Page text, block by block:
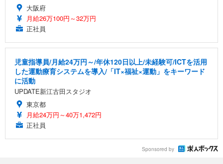
ANDWINT オフィスチェア デスクチェア 肘なし メ
ト 幅52×奥行58.5×高さ84～96cm テレワーク 在宅
￥4,139
【MiniLED/24.5inch/280Hz/FHD】GRAPHT THE S
像低減 (3年保証 | 輝点保証 | 日本メーカー)
￥34,980
アイリスオーヤマ ペットシーツ 超厚型 お徳用 レギ
￥3,731
大阪府
月給26万100円～32万円
正社員
児童指導員/月給24万円～/年休120日以上/未経験可/ICTを活用
した運動療育システムを導入/「IT×福祉×運動」をキーワード
に活動
UPDATE新江古田スタジオ
東京都
月給24万円～40万1,472円
正社員
Sponsored by